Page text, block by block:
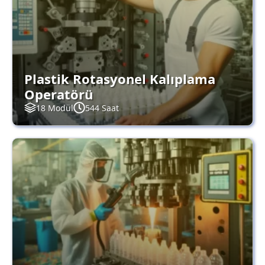
Plastik Rotasyonel Kalıplama
Operatörü
18 Modül 544 Saat